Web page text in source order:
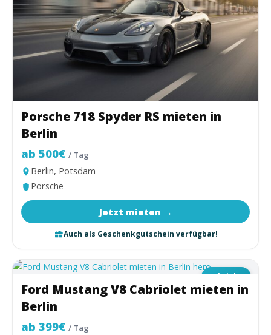
Porsche 718 Spyder RS mieten in
Berlin
ab 500€ / Tag
Berlin, Potsdam
Porsche
Jetzt mieten →
Auch als Geschenkgutschein verfügbar!
Cabriolet
Ford Mustang V8 Cabriolet mieten in
Berlin
ab 399€ / Tag